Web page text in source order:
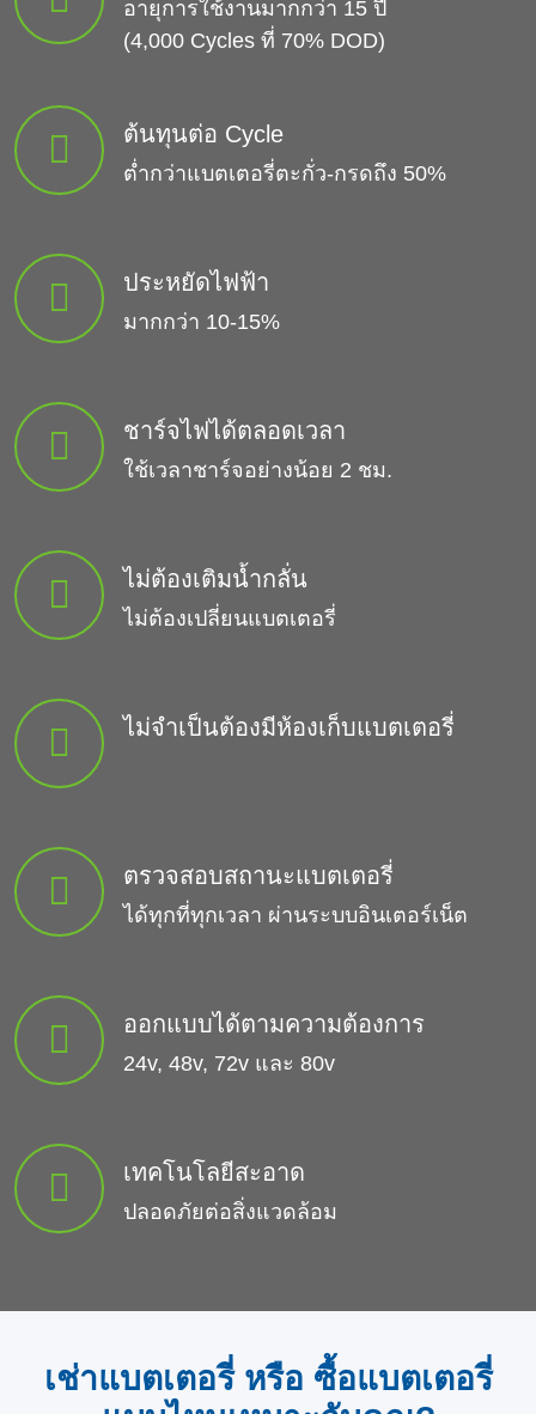
อายุการใช้งานมากกว่า 15 ปี
(4,000 Cycles ที่ 70% DOD)
ต้นทุนต่อ Cycle
ต่ำกว่าแบตเตอรี่ตะกั่ว-กรดถึง 50%
ประหยัดไฟฟ้า
มากกว่า 10-15%
ชาร์จไฟได้ตลอดเวลา
ใช้เวลาชาร์จอย่างน้อย 2 ชม.
ไม่ต้องเติมน้ำกลั่น
ไม่ต้องเปลี่ยนแบตเตอรี่
ไม่จำเป็นต้องมีห้องเก็บแบตเตอรี่
ตรวจสอบสถานะแบตเตอรี่
ได้ทุกที่ทุกเวลา ผ่านระบบอินเตอร์เน็ต
ออกแบบได้ตามความต้องการ
24v, 48v, 72v และ 80v
เทคโนโลยีสะอาด
ปลอดภัยต่อสิ่งแวดล้อม
เช่าแบตเตอรี่ หรือ ซื้อแบตเตอรี่